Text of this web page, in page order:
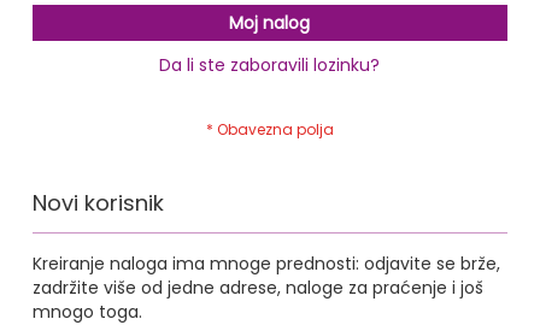
Moj nalog
Da li ste zaboravili lozinku?
Novi korisnik
Kreiranje naloga ima mnoge prednosti: odjavite se brže,
zadržite više od jedne adrese, naloge za praćenje i još
mnogo toga.